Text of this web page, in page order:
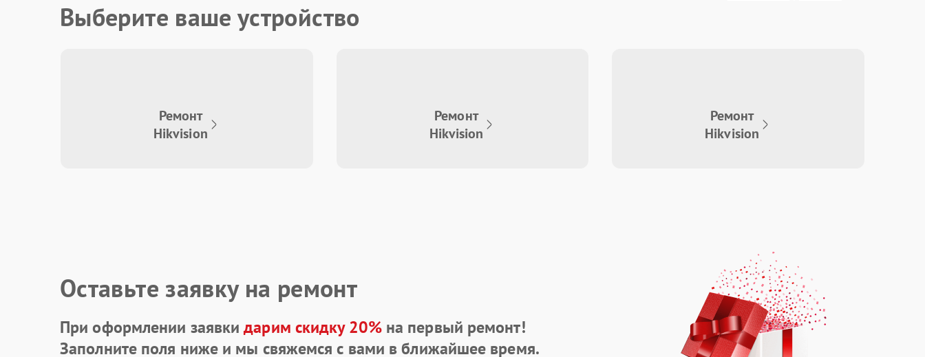
Выберите ваше устройство
Ремонт
Hikvision
Ремонт
Hikvision
Ремонт
Hikvision
Оставьте заявку на ремонт
При оформлении заявкидарим скидку 20%на первый ремонт!
Заполните поля ниже и мы свяжемся с вами в ближайшее время.